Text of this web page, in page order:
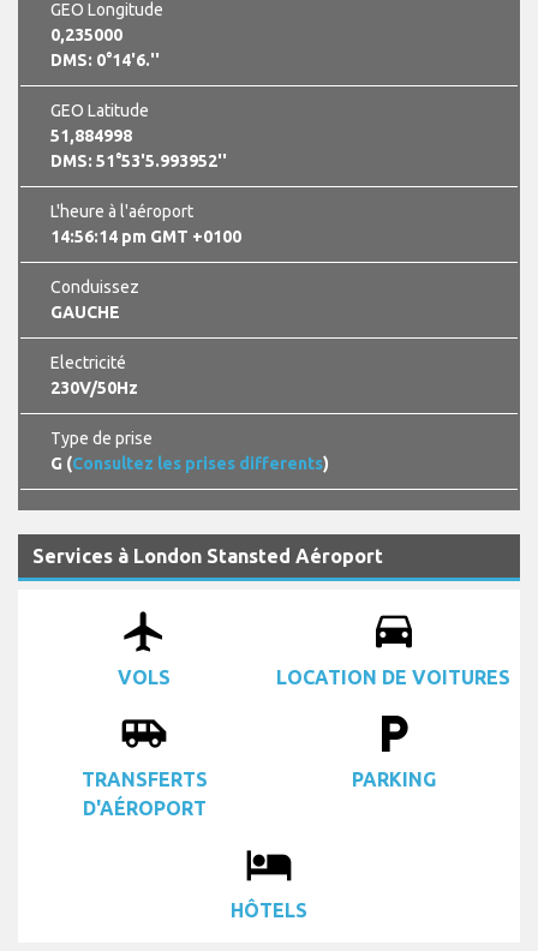
GEO Longitude
0,235000
DMS: 0°14'6.''
GEO Latitude
51,884998
DMS: 51°53'5.993952''
L'heure à l'aéroport
14:56:15 pm GMT +0100
Conduissez
GAUCHE
Electricité
230V/50Hz
Type de prise
G (Consultez les prises differents)
Services à London Stansted Aéroport
airplanemode_active
VOLS
drive_eta
LOCATION DE VOITURES
airport_shuttle
TRANSFERTS
D'AÉROPORT
local_parking
PARKING
local_hotel
HÔTELS